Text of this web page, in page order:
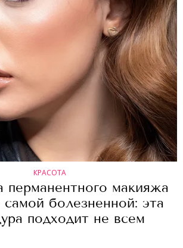
КРАСОТА
перманентного макияжа
самой болезненной: эта
подходит не всем